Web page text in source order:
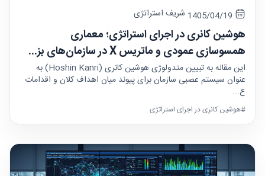
شریف استراتژی
هوشین کانری در اجرای استراتژی؛ معماری
همسوسازی عمودی و ماتریس X در سازمان‌های بز...
این مقاله به تبیین متدولوژی هوشین کانری (Hoshin Kanri) به
عنوان سیستم عصبی سازمان برای پیوند میان اهداف کلان و اقدامات
ع...
#هوشین کانری در اجرای استراتژی